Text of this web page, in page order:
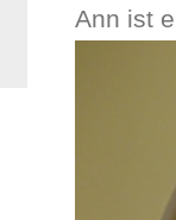
Ann ist